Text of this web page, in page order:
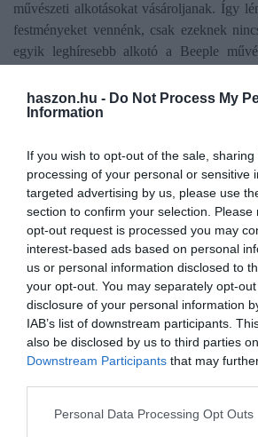
haszon.hu - Do Not Process My
Information
If you wish to opt-out of the sale,
processing of your personal or sensitive
targeted advertising by us, please use
section to confirm your selection.
opt-out request is processed you may
interest-based ads based on personal
us or personal information disclosed to
your opt-out. You may separately opt-
disclosure of your personal information
IAB’s list of downstream participants.
also be disclosed by us to third parties
Downstream Participants that may
Please note that this website/app uses
Personal Data Processing Opt Outs
művészeti alkotásokat vásároljanak. Így
festményeket vennénk, csak ezeknek
egyik leghíresebb alkotó a Beeple
millió dollárért vették meg. De Beeple
készít, az egyik animált alkotása
Felmerülhet ugyanis, hogy „hát én ezt
jobb kattintás, letöltés és kész, van 69
de nincs. Ugyanúgy, ahogy a Mona
megtörténhet ez. Viszont a blokklánc
lehet határozni, hogy melyik az
található.
További példa egy 50 másodperces
dollárért, vagy ez aGucci szellem3,6
beszélhetünk például olyanokról is, akik
feltöltött videókrészleteitértékesítik így.
Például, ha a haszon.hu ilyen